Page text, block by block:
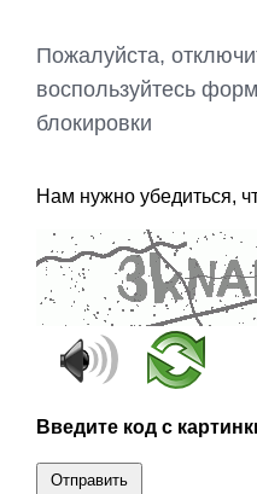
Пожалуйста,
воспользуйтесь
блокировки
Нам нужно убедиться,
Введите код с
Отправить